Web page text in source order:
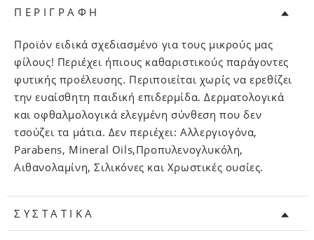
ΠΕΡΙΓΡΑΦΗ
Προϊόν ειδικά σχεδιασμένο για τους μικρούς μας
φίλους! Περιέχει ήπιους καθαριστικούς παράγοντες
φυτικής προέλευσης. Περιποιείται χωρίς να ερεθίζει
την ευαίσθητη παιδική επιδερμίδα. Δερματολογικά
και οφθαλμολογικά ελεγμένη σύνθεση που δεν
τσούζει τα μάτια. Δεν περιέχει: Αλλεργιογόνα,
Parabens, Mineral Oils,Προπυλενογλυκόλη,
Αιθανολαμίνη, Σιλικόνες και Χρωστικές ουσίες.
ΣΥΣΤΑΤΙΚΑ